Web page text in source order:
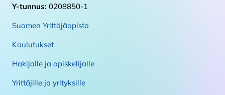
Y-tunnus: 0208850-1
Suomen Yrittäjäopisto
Koulutukset
Hakijalle ja opiskelijalle
Yrittäjille ja yrityksille